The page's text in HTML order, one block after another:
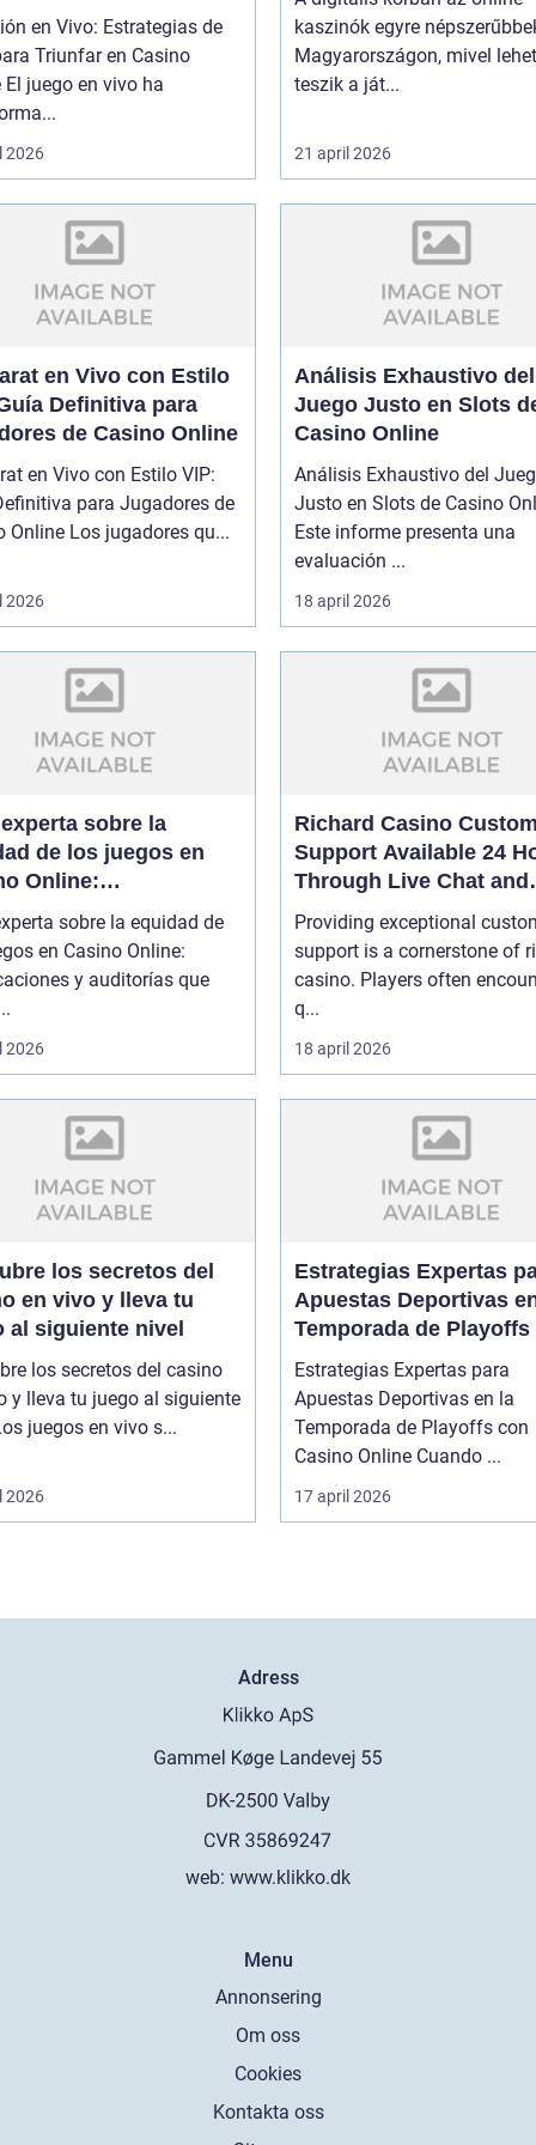
en Vivo: Estrategias de
Triunfar en Casino
El juego en vivo ha
2026
kaszinók egyre
Magyarországon, mivel
teszik a ját...
21 april 2026
en Vivo con Estilo
Definitiva para
de Casino Online
en Vivo con Estilo VIP:
para Jugadores de
Casino Online Los jugadores qu...
2026
Análisis Exhaustivo del
Juego Justo en Slots
Casino Online
Análisis Exhaustivo del
Justo en Slots de Casino
Este informe presenta una
evaluación ...
18 april 2026
sobre la
de los juegos en
Online:
y auditorías
confianza
sobre la equidad de
en Casino Online:
y auditorías que
2026
Richard Casino
Support Available 24
Through Live Chat and
Email
Providing exceptional
support is a cornerstone of
casino. Players often
q...
18 april 2026
los secretos del
en vivo y lleva tu
al siguiente nivel
los secretos del casino
y lleva tu juego al siguiente
Los juegos en vivo s...
2026
Estrategias Expertas
Apuestas Deportivas
Temporada de Playoffs
Casino Online
Estrategias Expertas para
Apuestas Deportivas en la
Temporada de Playoffs con
Casino Online Cuando ...
17 april 2026
Adress
web: www.klikko.dk
Menu
Annonsering
Om oss
Cookies
Kontakta oss